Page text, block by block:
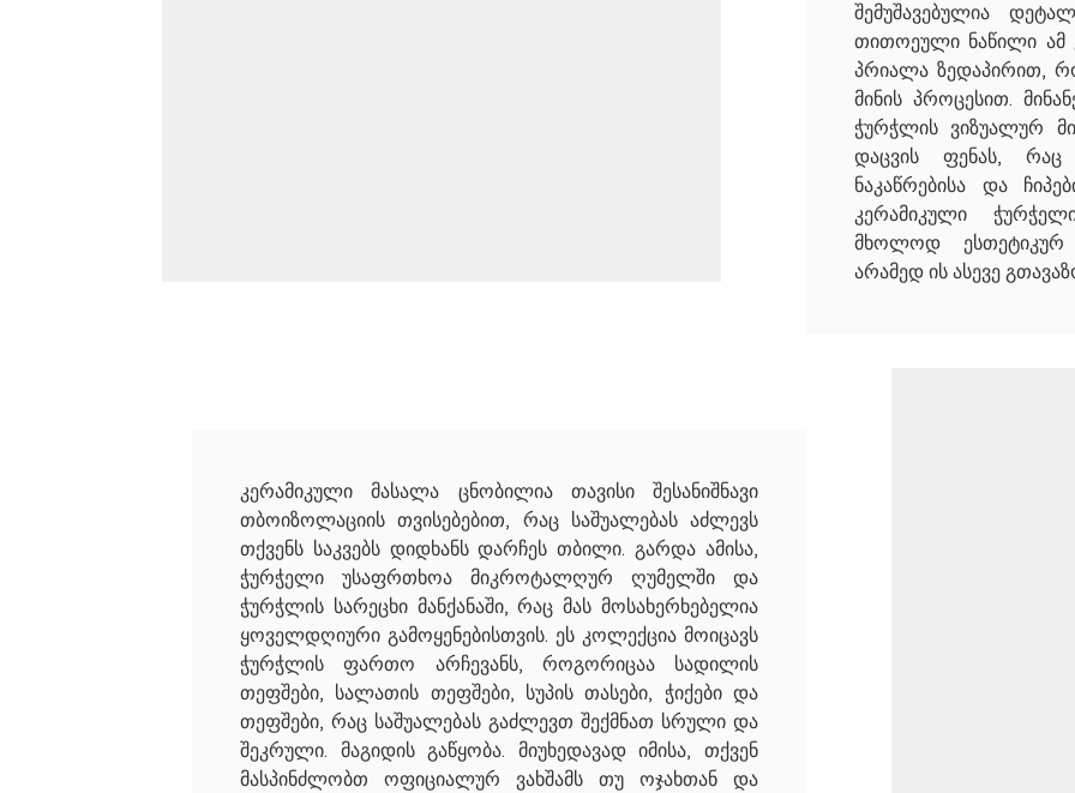
შემუშავებულია
თითოეული ნაწილი ამ
პრიალა ზედაპირით,
მინის პროცესით.
ჭურჭლის ვიზუალურ
დაცვის ფენას,
ნაკაწრებისა და
კერამიკული
მხოლოდ ესთეტიკურ
არამედ ის ასევე
კერამიკული მასალა ცნობილია თავისი შესანიშნავი
თბოიზოლაციის თვისებებით, რაც საშუალებას აძლევს
თქვენს საკვებს დიდხანს დარჩეს თბილი. გარდა ამისა,
ჭურჭელი უსაფრთხოა მიკროტალღურ ღუმელში და
ჭურჭლის სარეცხი მანქანაში, რაც მას მოსახერხებელია
ყოველდღიური გამოყენებისთვის. ეს კოლექცია მოიცავს
ჭურჭლის ფართო არჩევანს, როგორიცაა სადილის
თეფშები, სალათის თეფშები, სუპის თასები, ჭიქები და
თეფშები, რაც საშუალებას გაძლევთ შექმნათ სრული და
შეკრული. მაგიდის გაწყობა. მიუხედავად იმისა, თქვენ
მასპინძლობთ ოფიციალურ ვახშამს თუ ოჯახთან და